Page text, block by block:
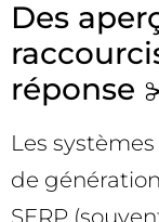
Des
réponse
Les
de